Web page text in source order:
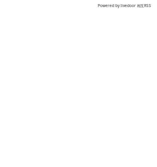
Powered by livedoor 相互RSS